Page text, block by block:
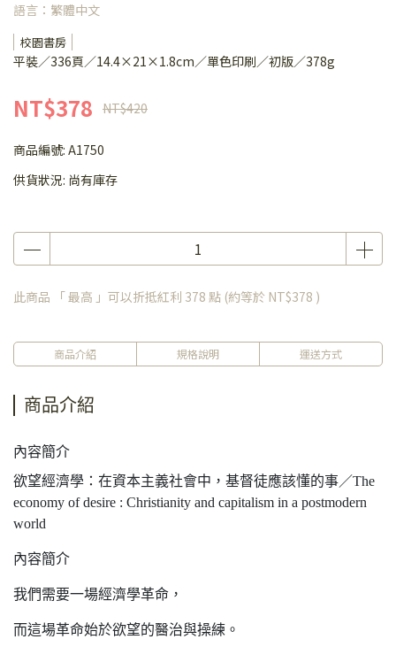
語言：繁體中文
校園書房
平裝／336頁／14.4×21×1.8cm／單色印刷／初版／378g
NT$378 NT$420
商品編號: A1750
供貨狀況: 尚有庫存
此商品 「 最高 」可以折抵紅利 378 點 (約等於 NT$378 )
商品介紹 規格說明 運送方式
商品介紹
內容簡介
欲望經濟學：在資本主義社會中，基督徒應該懂的事／The
economy of desire : Christianity and capitalism in a postmodern
world
內容簡介
我們需要一場經濟學革命，
而這場革命始於欲望的醫治與操練。